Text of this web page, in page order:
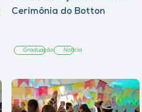
Cerimônia do Botton
Graduação Notícia